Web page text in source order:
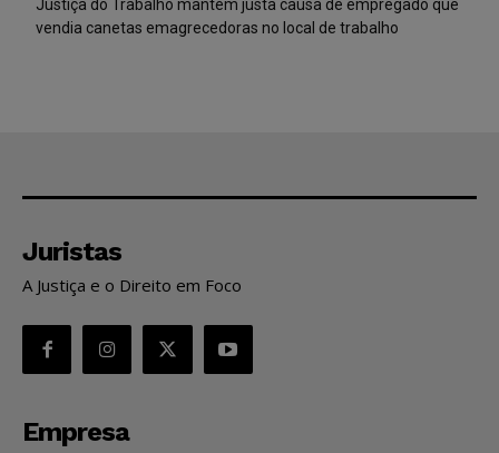
Justiça do Trabalho mantém justa causa de empregado que
vendia canetas emagrecedoras no local de trabalho
Juristas
A Justiça e o Direito em Foco
Empresa